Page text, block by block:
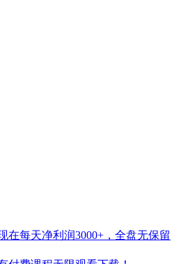
在每天净利润3000+，全盘无保留